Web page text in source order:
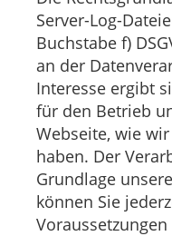
Server-Log-
Buchstabe f)
an der
Interesse ergibt
für den Betrieb
Webseite, wie
haben. Der
Grundlage
können Sie
Voraussetzungen